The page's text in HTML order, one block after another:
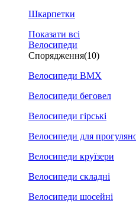
Шкарпетки
Показати всі
Велосипеди
Спорядження(10)
Велосипеди BMX
Велосипеди беговел
Велосипеди гірські
Велосипеди для
Велосипеди круїзери
Велосипеди складні
Велосипеди шосейні